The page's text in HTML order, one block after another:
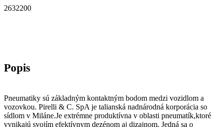
2632200
Pneumatiky sú základným kontaktným bodom medzi vozidlom a
vozovkou. Pirelli & C. SpA je talianská nadnárodná korporácia so
sídlom v Miláne.Je extrémne produktívna v oblasti pneumatík,ktoré
vynikajú svojím efektívnym dezénom aj dizajnom. Jedná sa o